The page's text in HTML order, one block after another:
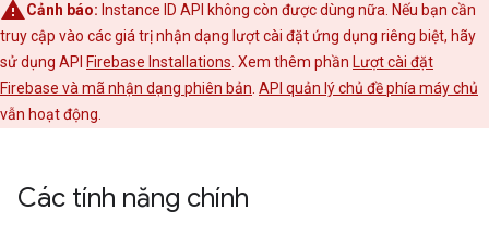
Cảnh báo: Instance ID API không còn được dùng nữa. Nếu bạn cần
truy cập vào các giá trị nhận dạng lượt cài đặt ứng dụng riêng biệt, hãy
sử dụng API Firebase Installations . Xem thêm phần Lượt cài đặt
Firebase và mã nhận dạng phiên bản API quản lý chủ đề phía máy chủ
vẫn hoạt động.
Các tính năng chính